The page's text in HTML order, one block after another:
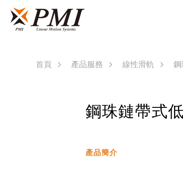
首頁 產品服務 線性滑軌 鋼
鋼珠鏈帶式
產品簡介